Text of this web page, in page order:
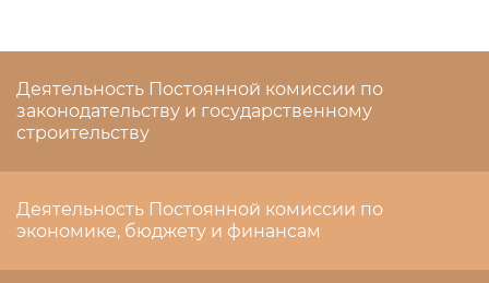
Деятельность Постоянной комиссии по
законодательству и государственному
строительству
Деятельность Постоянной комиссии по
экономике, бюджету и финансам